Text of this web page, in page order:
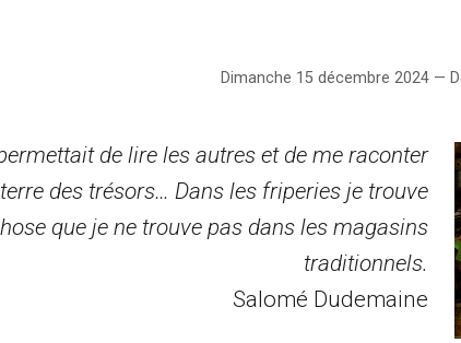
Dimanche 15 décembre 2024 —
de lire les autres et de me raconter
des trésors… Dans les friperies je trouve
que je ne trouve pas dans les magasins
traditionnels.
Salomé Dudemaine